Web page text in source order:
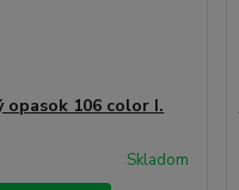
106 color I.
Skladom